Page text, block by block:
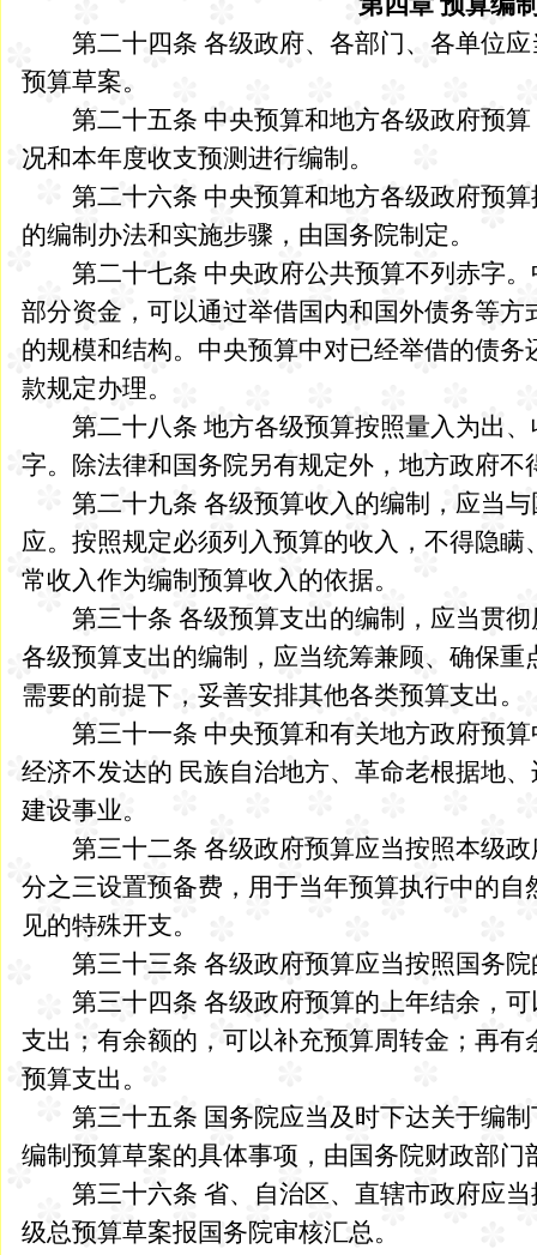
第二十四条 各级政府、各部门、各单位应
预算草案。
第二十五条 中央预算和地方各级政府预算
况和本年度收支预测进行编制。
第二十六条 中央预算和地方各级政府预算
的编制办法和实施步骤，由国务院制定。
第二十七条 中央政府公共预算不列赤字。
部分资金，可以通过举借国内和国外债务等
的规模和结构。中央预算中对已经举借的债
款规定办理。
第二十八条 地方各级预算按照量入为出、
字。除法律和国务院另有规定外，地方政府不
第二十九条 各级预算收入的编制，应当与
应。按照规定必须列入预算的收入，不得隐
常收入作为编制预算收入的依据。
第三十条 各级预算支出的编制，应当贯彻
各级预算支出的编制，应当统筹兼顾、确保
需要的前提下，妥善安排其他各类预算支出。
第三十一条 中央预算和有关地方政府预算
经济不发达的 民族自治地方、革命老根据地
建设事业。
第三十二条 各级政府预算应当按照本级政
分之三设置预备费，用于当年预算执行中的
见的特殊开支。
第三十三条 各级政府预算应当按照国务院
第三十四条 各级政府预算的上年结余，可
支出；有余额的，可以补充预算周转金；再
预算支出。
第三十五条 国务院应当及时下达关于编制
编制预算草案的具体事项，由国务院财政部门
第三十六条 省、自治区、直辖市政府应当
级总预算草案报国务院审核汇总。